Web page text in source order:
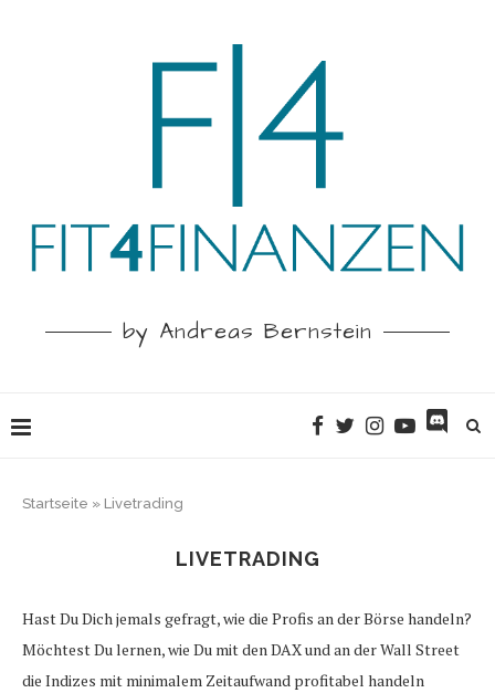
by Andreas Bernstein
Startseite » Livetrading
LIVETRADING
Hast Du Dich jemals gefragt, wie die Profis an der Börse handeln?
Möchtest Du lernen, wie Du mit den DAX und an der Wall Street
die Indizes mit minimalem Zeitaufwand profitabel handeln